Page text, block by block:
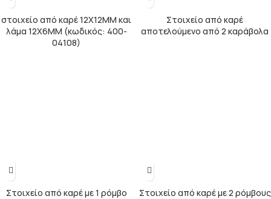
στοιχείο από καρέ 12Χ12ΜΜ και
λάμα 12Χ6ΜΜ (κωδικός: 400-
04108)
Στοιχείο από καρέ
αποτελούμενο από 2 καράβολα
Στοιχείο από καρέ με 1 ρόμβο Στοιχείο από καρέ με 2 ρόμβους